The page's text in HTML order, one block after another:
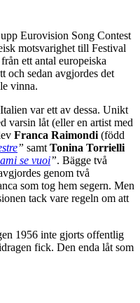
Eurovision Song Contest
motsvarighet till Festival
ett antal europeiska
och sedan avgjordes det
vinna.
var ett av dessa. Unikt
varsin låt (eller en artist med
Franca Raimondi(född
” samtTonina Torrielli
se vuoi”. Bägge två
genom två
som tog hem segern. Men
tack vare regeln om att
1956 inte gjorts offentlig
fick. Den enda låt som